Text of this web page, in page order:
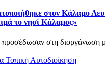
στον Κάλαμο
το νησί Κάλαμος»
προσέδωσαν στη διοργάνωση
Τοπική Αυτοδιοίκηση